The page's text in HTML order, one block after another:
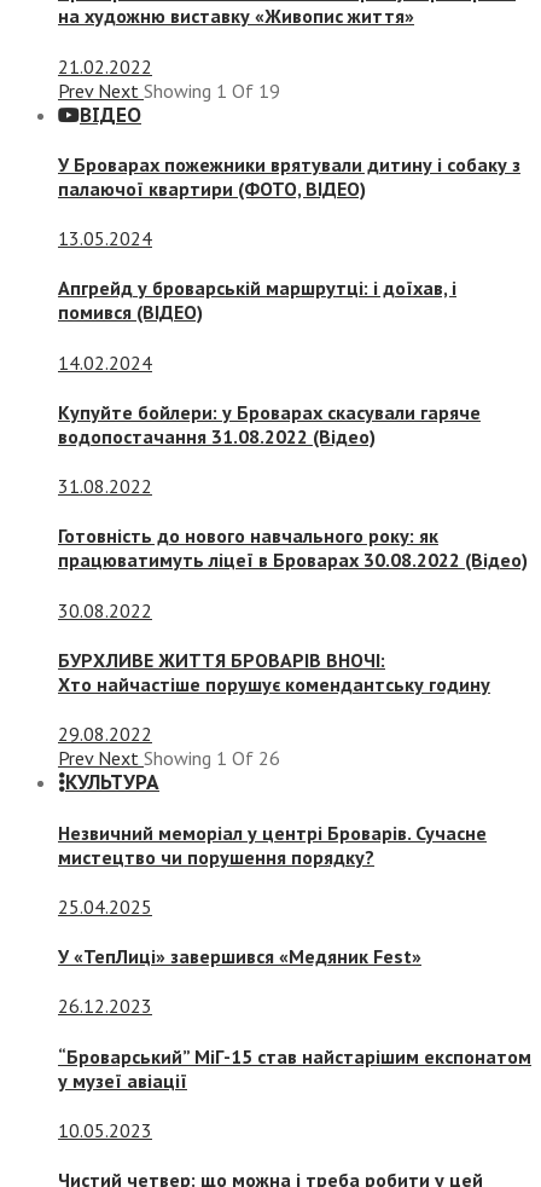
на художню виставку «Живопис життя»
21.02.2022
Prev Next Showing 1 Of 19
ВІДЕО
У Броварах пожежники врятували дитину і собаку з
палаючої квартири (ФОТО, ВІДЕО)
13.05.2024
Апгрейд у броварській маршрутці: і доїхав, і
помився (ВІДЕО)
14.02.2024
Купуйте бойлери: у Броварах скасували гаряче
водопостачання 31.08.2022 (Відео)
31.08.2022
Готовність до нового навчального року: як
працюватимуть ліцеї в Броварах 30.08.2022 (Відео)
30.08.2022
БУРХЛИВЕ ЖИТТЯ БРОВАРІВ ВНОЧІ:
Хто найчастіше порушує комендантську годину
29.08.2022
Prev Next Showing 1 Of 26
КУЛЬТУРА
Незвичний меморіал у центрі Броварів. Сучасне
мистецтво чи порушення порядку?
25.04.2025
У «ТепЛиці» завершився «Медяник Fest»
26.12.2023
“Броварський” МіГ-15 став найстарішим експонатом
у музеї авіації
10.05.2023
Чистий четвер: що можна і треба робити у цей